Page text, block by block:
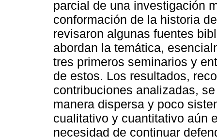
parcial de una investigación
conformación de la historia
revisaron algunas fuentes
abordan la temática,
tres primeros seminarios y
de estos. Los resultados,
contribuciones analizadas,
manera dispersa y poco
cualitativo y cuantitativo aún
necesidad de continuar